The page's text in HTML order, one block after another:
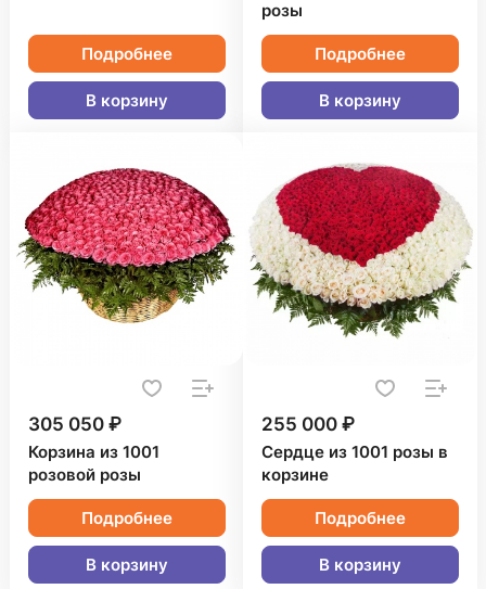
Подробнее
В корзину
розы
Подробнее
В корзину
305 050 ₽
Корзина из 1001
розовой розы
Подробнее
В корзину
255 000 ₽
Сердце из 1001 розы в
корзине
Подробнее
В корзину